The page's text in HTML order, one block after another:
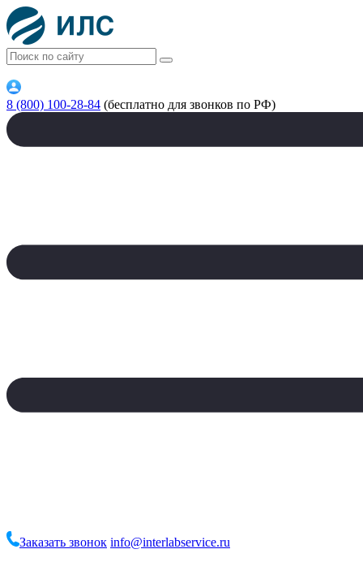
8 (800) 100-28-84 (бесплатно для звонков по РФ)
Заказать звонок info@interlabservice.ru